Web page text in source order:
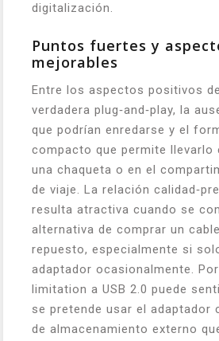
digitalización.
Puntos fuertes y
mejorables
Entre los aspectos positivos
verdadera plug‑and‑play, la
que podrían enredarse y el
compacto que permite llevarlo
una chaqueta o en el
de viaje. La relación
resulta atractiva cuando se
alternativa de comprar un cable
repuesto, especialmente si
adaptador ocasionalmente.
limitation a USB 2.0 puede
se pretende usar el adaptador
de almacenamiento externo